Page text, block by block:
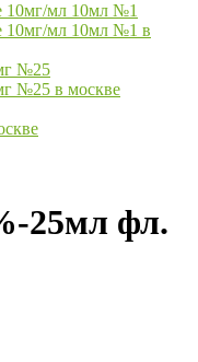
10мг/мл 10мл №1
10мг/мл 10мл №1 в
№25
№25 в москве
25мл фл.